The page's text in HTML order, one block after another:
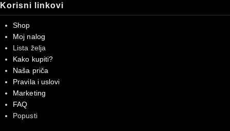
Korisni linkovi
Shop
Moj nalog
Lista želja
Kako kupiti?
Naša priča
Pravila i uslovi
Marketing
FAQ
Popusti